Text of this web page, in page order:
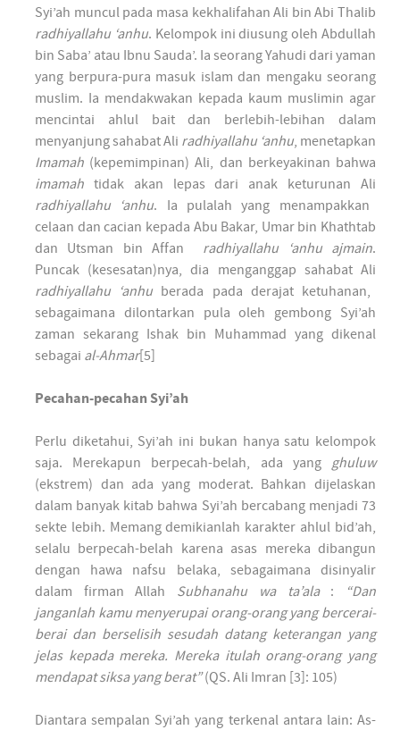
Syi’ah muncul pada masa kekhalifahan Ali bin Abi Thalib
radhiyallahu ‘anhu. Kelompok ini diusung oleh Abdullah
bin Saba’ atau Ibnu Sauda’. Ia seorang Yahudi dari yaman
yang berpura-pura masuk islam dan mengaku seorang
muslim. Ia mendakwakan kepada kaum muslimin agar
mencintai ahlul bait dan berlebih-lebihan dalam
menyanjung sahabat Ali radhiyallahu ‘anhu, menetapkan
Imamah (kepemimpinan) Ali, dan berkeyakinan bahwa
imamah tidak akan lepas dari anak keturunan Ali
radhiyallahu ‘anhu. Ia pulalah yang menampakkan
celaan dan cacian kepada Abu Bakar, Umar bin Khathtab
dan Utsman bin Affan radhiyallahu ‘anhu ajmain.
Puncak (kesesatan)nya, dia menganggap sahabat Ali
radhiyallahu ‘anhuberada pada derajat ketuhanan,
sebagaimana dilontarkan pula oleh gembong Syi’ah
zaman sekarang Ishak bin Muhammad yang dikenal
sebagai al-Ahmar[5]
Pecahan-pecahan Syi’ah
Perlu diketahui, Syi’ah ini bukan hanya satu kelompok
saja. Merekapun berpecah-belah, ada yang ghuluw
(ekstrem) dan ada yang moderat. Bahkan dijelaskan
dalam banyak kitab bahwa Syi’ah bercabang menjadi 73
sekte lebih. Memang demikianlah karakter ahlul bid’ah,
selalu berpecah-belah karena asas mereka dibangun
dengan hawa nafsu belaka, sebagaimana disinyalir
dalam firman Allah Subhanahu wa ta’ala:
“Dan
janganlah kamu menyerupai orang-orang yang bercerai-
berai dan berselisih sesudah datang keterangan yang
jelas kepada mereka. Mereka itulah orang-orang yang
mendapat siksa yang berat”(QS. Ali Imran [3]: 105)
Diantara sempalan Syi’ah yang terkenal antara lain: As-